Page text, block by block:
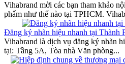
Vihabrand mời các bạn tham khảo
phẩm như thế nào tại TPHCM.
Đăng ký nhãn hiệu nhanh tại Thành
Vihabrand là dịch vụ đăng ký nhãn
tại: Tầng 5A, Tòa nhà Văn phòng...